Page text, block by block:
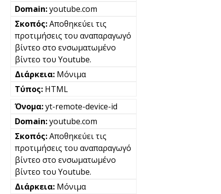
youtube.com
Αποθηκεύει τις
προτιμήσεις του αναπαραγωγό
βίντεο στο ενσωματωμένο
βίντεο του Youtube.
Μόνιμα
HTML
yt-remote-device-id
youtube.com
Αποθηκεύει τις
προτιμήσεις του αναπαραγωγό
βίντεο στο ενσωματωμένο
βίντεο του Youtube.
Μόνιμα